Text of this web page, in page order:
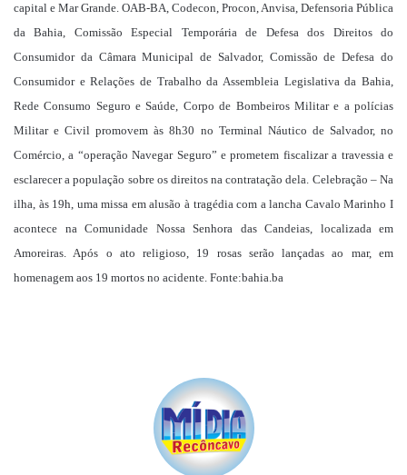
capital e Mar Grande. OAB-BA, Codecon, Procon, Anvisa, Defensoria Pública
da Bahia, Comissão Especial Temporária de Defesa dos Direitos do
Consumidor da Câmara Municipal de Salvador, Comissão de Defesa do
Consumidor e Relações de Trabalho da Assembleia Legislativa da Bahia,
Rede Consumo Seguro e Saúde, Corpo de Bombeiros Militar e a polícias
Militar e Civil promovem às 8h30 no Terminal Náutico de Salvador, no
Comércio, a “operação Navegar Seguro” e prometem fiscalizar a travessia e
esclarecer a população sobre os direitos na contratação dela. Celebração – Na
ilha, às 19h, uma missa em alusão à tragédia com a lancha Cavalo Marinho I
acontece na Comunidade Nossa Senhora das Candeias, localizada em
Amoreiras. Após o ato religioso, 19 rosas serão lançadas ao mar, em
homenagem aos 19 mortos no acidente. Fonte:bahia.ba